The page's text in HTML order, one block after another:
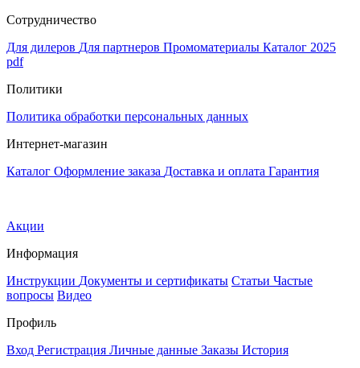
Сотрудничество
Для дилеров Для партнеров Промоматериалы Каталог 2025
pdf
Политики
Политика обработки персональных данных
Интернет-магазин
Каталог Оформление заказа Доставка и оплата Гарантия
Акции
Информация
Инструкции Документы и сертификаты Статьи Частые
вопросы Видео
Профиль
Вход Регистрация Личные данные Заказы История